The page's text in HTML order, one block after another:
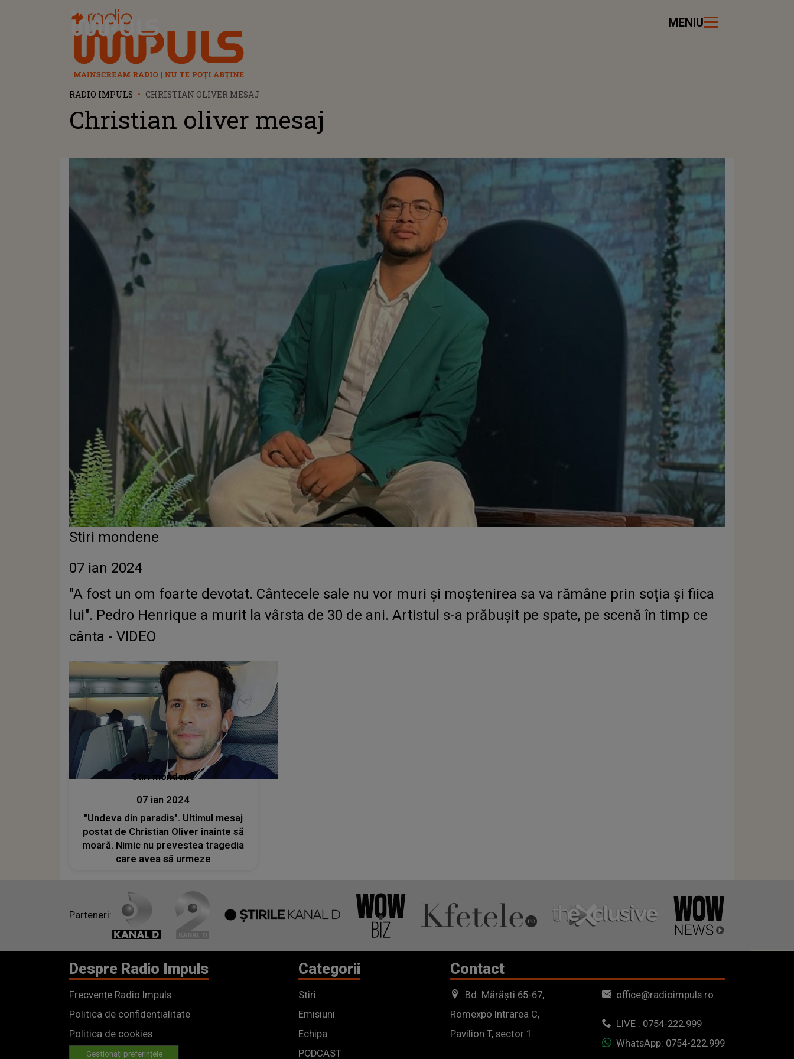
Radio Impuls MENIU
RADIO IMPULS CHRISTIAN OLIVER MESAJ
Christian oliver mesaj
Stiri mondene
07 ian 2024
"A fost un om foarte devotat. Cântecele sale nu vor muri și moștenirea sa va rămâne prin soția și fiica
lui". Pedro Henrique a murit la vârsta de 30 de ani. Artistul s-a prăbușit pe spate, pe scenă în timp ce
cânta - VIDEO
Stiri mondene
07 ian 2024
"Undeva din paradis". Ultimul mesaj
postat de Christian Oliver înainte să
moară. Nimic nu prevestea tragedia
care avea să urmeze
Parteneri:
Despre Radio Impuls
Frecvențe Radio Impuls
Politica de confidentialitate
Politica de cookies
Gestionați preferințele
Categorii
Stiri
Emisiuni
Echipa
PODCAST
Contact
Bd. Mărăști 65-67,
Romexpo Intrarea C,
Pavilion T, sector 1
office@radioimpuls.ro
LIVE : 0754-222.999
WhatsApp: 0754-222.999